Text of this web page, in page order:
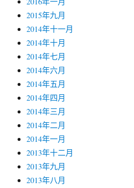
2015年九月
2014年十一月
2014年十月
2014年七月
2014年六月
2014年五月
2014年四月
2014年三月
2014年二月
2014年一月
2013年十二月
2013年九月
2013年八月